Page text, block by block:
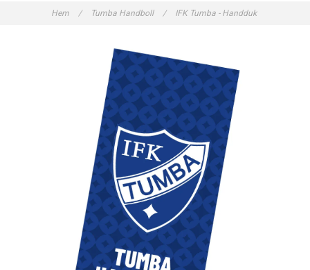
Hem / Tumba Handboll / IFK Tumba - Handduk